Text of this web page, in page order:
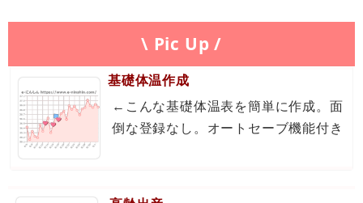
\ Pic Up /
基礎体温作成
←こんな基礎体温表を簡単に作成。面
倒な登録なし。オートセーブ機能付き